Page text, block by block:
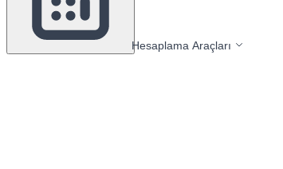
Hesaplama Araçları